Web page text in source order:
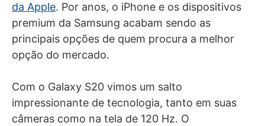
da Apple. Por anos, o iPhone e os dispositivos
premium da Samsung acabam sendo as
principais opções de quem procura a melhor
opção do mercado.
Com o Galaxy S20 vimos um salto
impressionante de tecnologia, tanto em suas
câmeras como na tela de 120 Hz. O